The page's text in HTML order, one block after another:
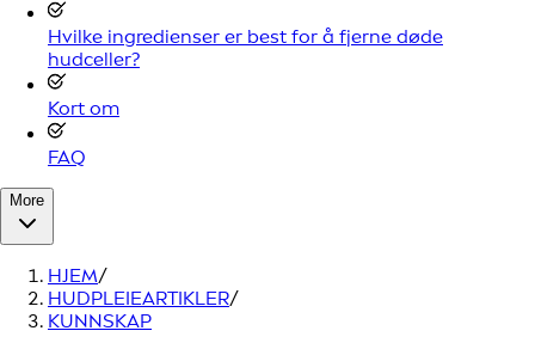
Hvilke ingredienser er best for å fjerne døde
hudceller?
Kort om
FAQ
More
HJEM/
HUDPLEIEARTIKLER/
KUNNSKAP